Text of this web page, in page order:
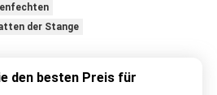
der Stange
den besten Preis für